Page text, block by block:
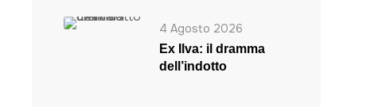
4 Agosto 2026
Ex Ilva: il dramma
dell’indotto